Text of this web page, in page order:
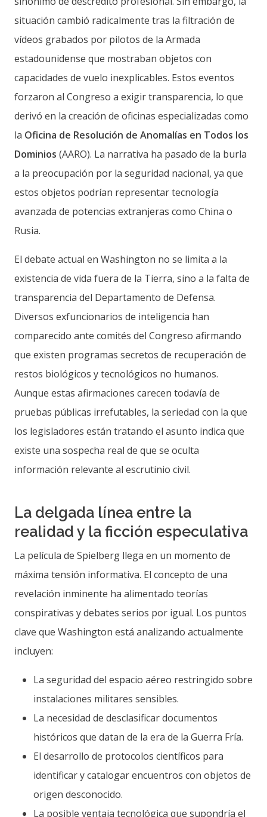
situación cambió radicalmente tras la filtración de
vídeos grabados por pilotos de la Armada
estadounidense que mostraban objetos con
capacidades de vuelo inexplicables. Estos eventos
forzaron al Congreso a exigir transparencia, lo que
derivó en la creación de oficinas especializadas como
la Oficina de Resolución de Anomalías en Todos los
Dominios (AARO). La narrativa ha pasado de la burla
a la preocupación por la seguridad nacional, ya que
estos objetos podrían representar tecnología
avanzada de potencias extranjeras como China o
Rusia.
El debate actual en Washington no se limita a la
existencia de vida fuera de la Tierra, sino a la falta de
transparencia del Departamento de Defensa.
Diversos exfuncionarios de inteligencia han
comparecido ante comités del Congreso afirmando
que existen programas secretos de recuperación de
restos biológicos y tecnológicos no humanos.
Aunque estas afirmaciones carecen todavía de
pruebas públicas irrefutables, la seriedad con la que
los legisladores están tratando el asunto indica que
existe una sospecha real de que se oculta
información relevante al escrutinio civil.
La delgada línea entre la
realidad y la ficción especulativa
La película de Spielberg llega en un momento de
máxima tensión informativa. El concepto de una
revelación inminente ha alimentado teorías
conspirativas y debates serios por igual. Los puntos
clave que Washington está analizando actualmente
incluyen:
La seguridad del espacio aéreo restringido sobre
instalaciones militares sensibles.
La necesidad de desclasificar documentos
históricos que datan de la era de la Guerra Fría.
El desarrollo de protocolos científicos para
identificar y catalogar encuentros con objetos de
origen desconocido.
La posible ventaja tecnológica que supondría el